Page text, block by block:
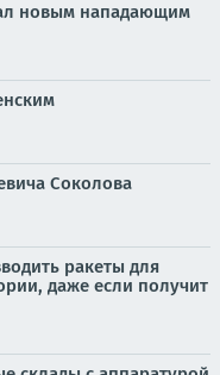
новым нападающим
Соколова
ракеты для
даже если получит